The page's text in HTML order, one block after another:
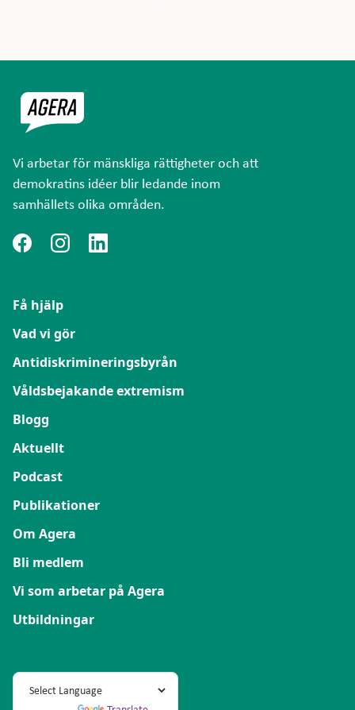
Vi arbetar för mänskliga rättigheter och att
demokratins idéer blir ledande inom
samhällets olika områden.
Få hjälp
Vad vi gör
Antidiskrimineringsbyrån
Våldsbejakande extremism
Blogg
Aktuellt
Podcast
Publikationer
Om Agera
Bli medlem
Vi som arbetar på Agera
Utbildningar